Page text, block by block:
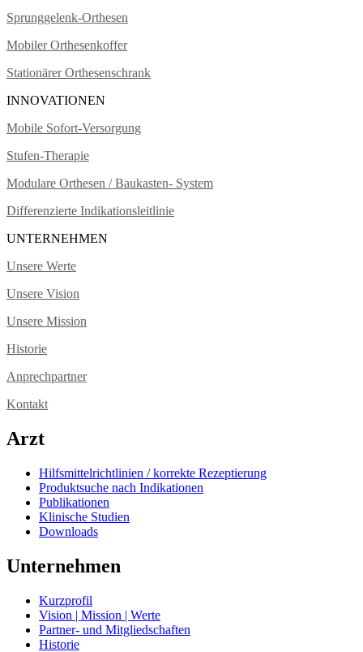
Sprunggelenk-Orthesen
Mobiler Orthesenkoffer
Stationärer Orthesenschrank
INNOVATIONEN
Mobile Sofort-Versorgung
Stufen-Therapie
Modulare Orthesen / Baukasten- System
Differenzierte Indikationsleitlinie
UNTERNEHMEN
Unsere Werte
Unsere Vision
Unsere Mission
Historie
Anprechpartner
Kontakt
Arzt
Hilfsmittelrichtlinien / korrekte Rezeptierung
Produktsuche nach Indikationen
Publikationen
Klinische Studien
Downloads
Unternehmen
Kurzprofil
Vision | Mission | Werte
Partner- und Mitgliedschaften
Historie